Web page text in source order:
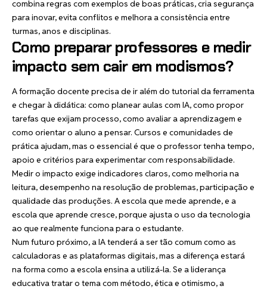
combina regras com exemplos de boas práticas, cria segurança
para inovar, evita conflitos e melhora a consistência entre
turmas, anos e disciplinas.
Como preparar professores e medir
impacto sem cair em modismos?
A formação docente precisa de ir além do tutorial da ferramenta
e chegar à didática: como planear aulas com IA, como propor
tarefas que exijam processo, como avaliar a aprendizagem e
como orientar o aluno a pensar. Cursos e comunidades de
prática ajudam, mas o essencial é que o professor tenha tempo,
apoio e critérios para experimentar com responsabilidade.
Medir o impacto exige indicadores claros, como melhoria na
leitura, desempenho na resolução de problemas, participação e
qualidade das produções. A escola que mede aprende, e a
escola que aprende cresce, porque ajusta o uso da tecnologia
ao que realmente funciona para o estudante.
Num futuro próximo, a IA tenderá a ser tão comum como as
calculadoras e as plataformas digitais, mas a diferença estará
na forma como a escola ensina a utilizá-la. Se a liderança
educativa tratar o tema com método, ética e otimismo, a